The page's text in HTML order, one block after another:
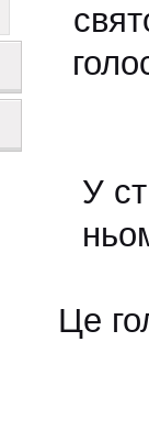
У
Це